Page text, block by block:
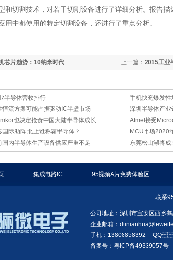
型和切割技术，对若干切割设备进行了详细分析。报
用中都使用的特定切割设备，还进行了重点分析。
上一篇： 2015工业
芯片趋势：10纳米时代
半导体营收排行
手机快充爆发性
恒流方案可能占据驱动IC半壁市场
深圳半导体产业
也决定抢食中国大陆半导体成长
Atmel接受
际助阵 北上谁称霸半导体？
MCU市场2020
国内半导体生产设备供应严重不足
东莞松山湖将
集成电路IC 95视频A片免费体验区
联系
公司地址：深圳市宝安区西
企业邮箱：
手机：13808858392
备案号：粤ICP备49339057号